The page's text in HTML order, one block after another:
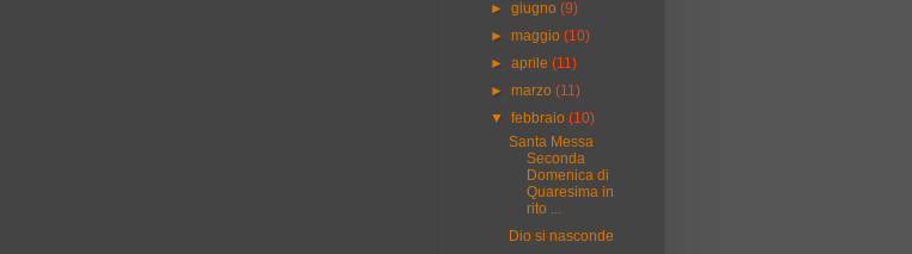
►giugno(9)
►maggio(10)
►aprile(11)
►marzo(11)
▼febbraio(10)
Santa Messa
Seconda
Domenica di
Quaresima in
rito ...
Dio si nasconde